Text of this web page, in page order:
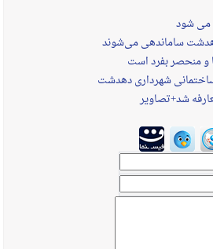
می شود
ساماندهی می‌شوند
منحصر بفرد است
شد+تصاویر